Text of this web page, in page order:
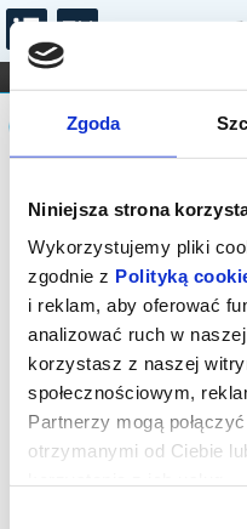
Zgoda
Niniejsza strona
Wykorzystujemy pliki
zgodnie z Polityką
i reklam, aby oferować
analizować ruch w
korzystasz z naszej
społecznościowym,
Partnerzy mogą
otrzymanymi od Ciebie
FILHARMONIA OPERA I
DLA DZIECI
Komunikat
Sprzedaż biletów
została